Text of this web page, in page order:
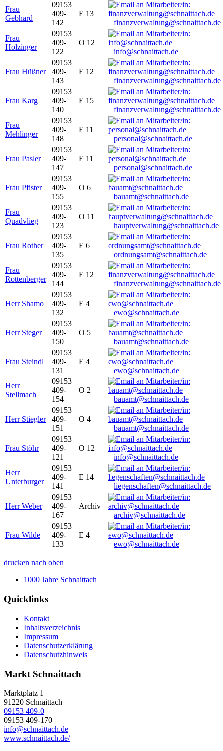
Frau
Gebhard
09153
409-
142
E 13
finanzverwaltung@schnaittach.de
Frau
Holzinger
09153
409-
122
O 12
info@schnaittach.de
Frau Hüßner
09153
409-
143
E 12
finanzverwaltung@schnaittach.de
Frau Karg
09153
409-
140
E 15
finanzverwaltung@schnaittach.de
Frau
Mehlinger
09153
409-
148
E 11
personal@schnaittach.de
Frau Pasler
09153
409-
147
E 11
personal@schnaittach.de
Frau Pfister
09153
409-
155
O 6
bauamt@schnaittach.de
Frau
Quadvlieg
09153
409-
123
O 11
hauptverwaltung@schnaittach.de
Frau Rother
09153
409-
135
E 6
ordnungsamt@schnaittach.de
Frau
Rottenberger
09153
409-
144
E 12
finanzverwaltung@schnaittach.de
Herr Shamo
09153
409-
132
E 4
ewo@schnaittach.de
Herr Steger
09153
409-
150
O 5
bauamt@schnaittach.de
Frau Steindl
09153
409-
131
E 4
ewo@schnaittach.de
Herr
Stellmach
09153
409-
154
O 2
bauamt@schnaittach.de
Herr Stiegler
09153
409-
151
O 4
bauamt@schnaittach.de
Frau Stöhr
09153
409-
121
O 12
info@schnaittach.de
Herr
Unterburger
09153
409-
141
E 14
liegenschaften@schnaittach.de
Herr Weber
09153
409-
167
Archiv
archiv@schnaittach.de
Frau Wilde
09153
409-
133
E 4
ewo@schnaittach.de
drucken nach oben
1000 Jahre Schnaittach
Quicklinks
Kontakt
Inhaltsverzeichnis
Impressum
Datenschutzerklärung
Datenschutzhinweis
Markt Schnaittach
Marktplatz 1
91220 Schnaittach
09153 409-0
09153 409-170
info@schnaittach.de
www.schnaittach.de/